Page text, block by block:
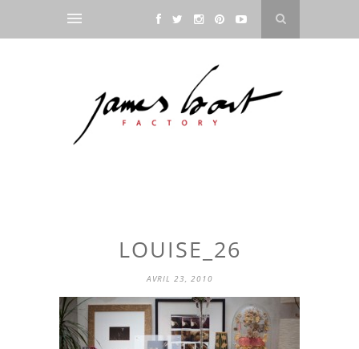
LOUISE_26
AVRIL 23, 2010